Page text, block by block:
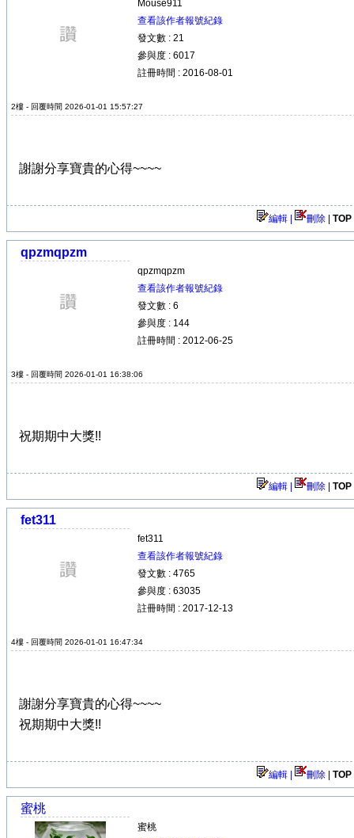
Mouse911
查看該作者報號紀錄
發文數 : 21
參與度 : 6017
註冊時間 : 2016-08-01
2樓 - 回覆時間 2026-01-01 15:57:27
謝謝分享寶貴的心得~~~~
編輯 | 刪除 TOP
qpzmqpzm
qpzmqpzm
查看該作者報號紀錄
發文數 : 6
參與度 : 144
註冊時間 : 2012-06-25
3樓 - 回覆時間 2026-01-01 16:38:06
祝期期中大獎!!
編輯 | 刪除 TOP
fet311
fet311
查看該作者報號紀錄
發文數 : 4765
參與度 : 63035
註冊時間 : 2017-12-13
4樓 - 回覆時間 2026-01-01 16:47:34
謝謝分享寶貴的心得~~~~
祝期期中大獎!!
編輯 | 刪除 TOP
蜜桃
蜜桃